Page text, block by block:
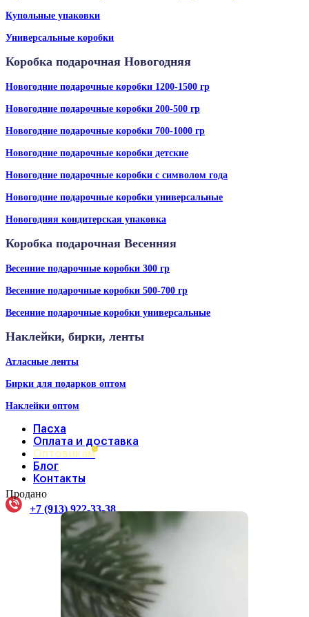
Купольные упаковки
Универсальные коробки
Коробка подарочная Новогодняя
Новогодние подарочные коробки 1200-1500 гр
Новогодние подарочные коробки 200-500 гр
Новогодние подарочные коробки 700-1000 гр
Новогодние подарочные коробки детские
Новогодние подарочные коробки с символом года
Новогодние подарочные коробки универсальные
Новогодняя кондитерская упаковка
Коробка подарочная Весенняя
Весенние подарочные коробки 300 гр
Весенние подарочные коробки 500-700 гр
Весенние подарочные коробки универсальные
Наклейки, бирки, ленты
Атласные ленты
Бирки для подарков оптом
Наклейки оптом
Пасха
Оплата и доставка
Оптовикам
Блог
Контакты
+7 (913) 922-33-38
Продано